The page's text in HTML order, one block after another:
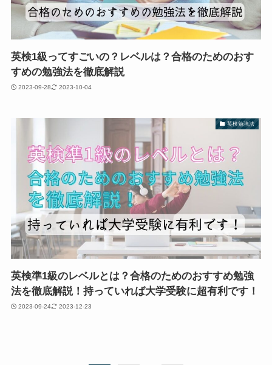
英検1級ってすごいの？レベルは？合格のためのおす
すめの勉強法を徹底解説
2023-09-28 2023-10-04
英検勉強法
英検準1級のレベルとは？合格のためのおすすめ勉強
法を徹底解説！持っていれば大学受験に超有利です！
2023-09-24 2023-12-23